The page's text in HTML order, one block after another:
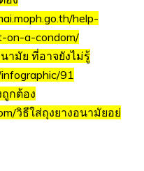
help-
on-a-condom/
ามัย ที่อาจยังไม่รู้
91
กต้อง
วิธีใส่ถุงยางอนามัยอย่